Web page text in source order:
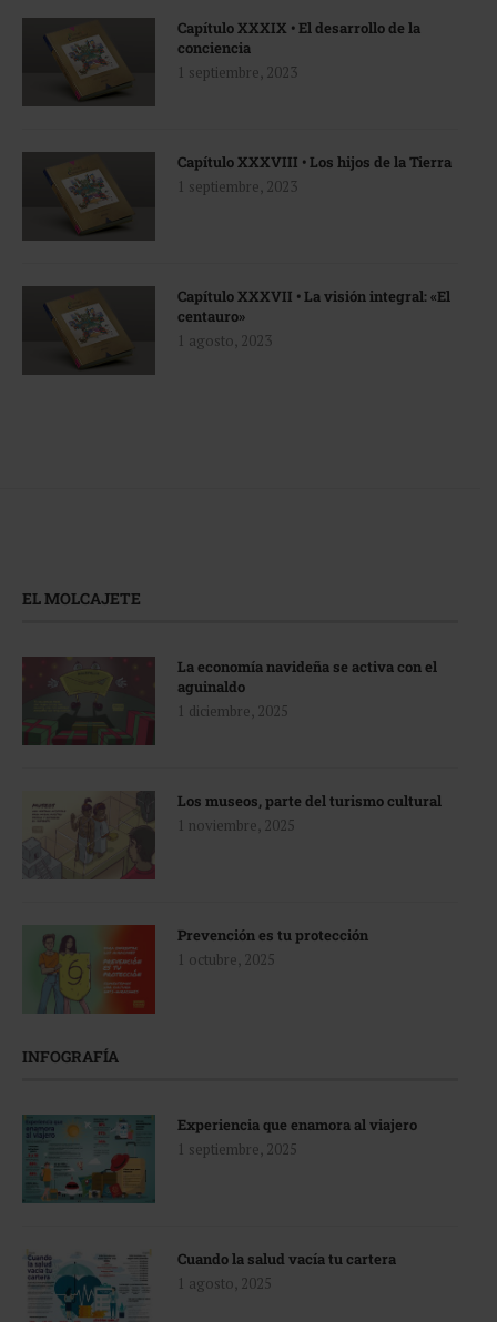
Capítulo XXXIX • El desarrollo de la
conciencia
1 septiembre, 2023
Capítulo XXXVIII • Los hijos de la Tierra
1 septiembre, 2023
Capítulo XXXVII • La visión integral: «El
centauro»
1 agosto, 2023
EL MOLCAJETE
La economía navideña se activa con el
aguinaldo
1 diciembre, 2025
Los museos, parte del turismo cultural
1 noviembre, 2025
Prevención es tu protección
1 octubre, 2025
INFOGRAFÍA
Experiencia que enamora al viajero
1 septiembre, 2025
Cuando la salud vacía tu cartera
1 agosto, 2025